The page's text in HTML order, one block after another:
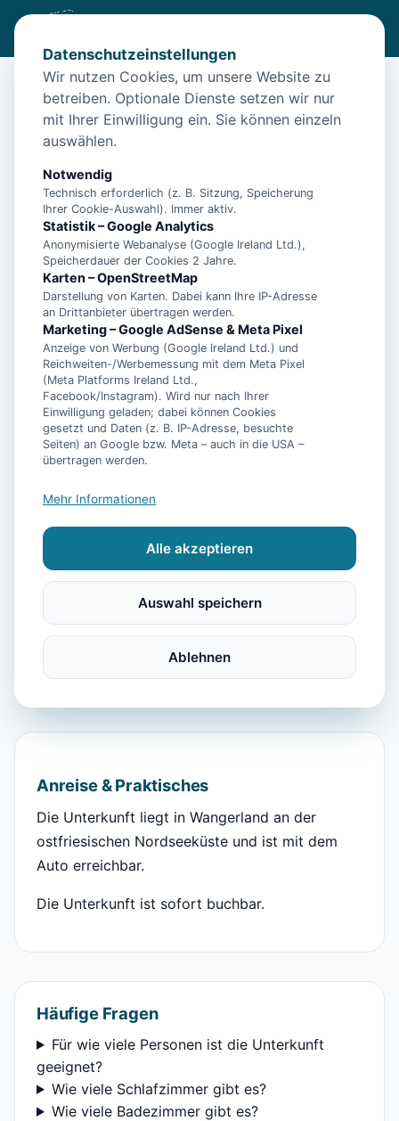
/Unterkünfte /Wangerland/"Quellerweg" 17| Kaufmann
"Quellerweg" 17| Kaufmann
Beschreibung
Diese Ferienwohnung ist besonders Familien zu
empfehlen, da sie große Räumlichkeit und
hohen Wohnkomfort bietet. Einkaufen ist kein
Problem, in wenigen Minuten erreichen Sie den
EDEKA-Markt.
Anreise & Praktisches
Die Unterkunft liegt in Wangerland an der
ostfriesischen Nordseeküste und ist mit dem
Auto erreichbar.
Die Unterkunft ist sofort buchbar.
Häufige Fragen
Für wie viele Personen ist die Unterkunft
geeignet?
Wie viele Schlafzimmer gibt es?
Wie viele Badezimmer gibt es?
Datenschutzeinstellungen
Wir nutzen Cookies, um unsere Website zu
betreiben. Optionale Dienste setzen wir nur
mit Ihrer Einwilligung ein. Sie können einzeln
auswählen.
Notwendig
Technisch erforderlich (z. B. Sitzung, Speicherung
Ihrer Cookie-Auswahl). Immer aktiv.
Statistik – Google Analytics
Anonymisierte Webanalyse (Google Ireland Ltd.),
Speicherdauer der Cookies 2 Jahre.
Karten – OpenStreetMap
Darstellung von Karten. Dabei kann Ihre IP-Adresse
an Drittanbieter übertragen werden.
Marketing – Google AdSense & Meta Pixel
Anzeige von Werbung (Google Ireland Ltd.) und
Reichweiten-/Werbemessung mit dem Meta Pixel
(Meta Platforms Ireland Ltd.,
Facebook/Instagram). Wird nur nach Ihrer
Einwilligung geladen; dabei können Cookies
gesetzt und Daten (z. B. IP-Adresse, besuchte
Seiten) an Google bzw. Meta – auch in die USA –
übertragen werden.
Mehr Informationen
Alle akzeptieren
Auswahl speichern
Ablehnen